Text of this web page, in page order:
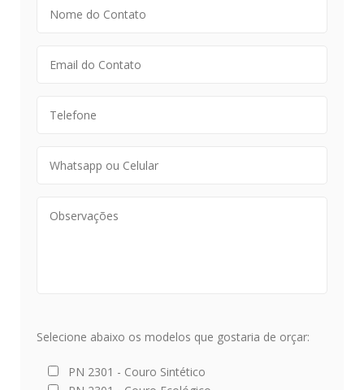
Selecione abaixo os modelos que gostaria de orçar:
PN 2301 - Couro Sintético